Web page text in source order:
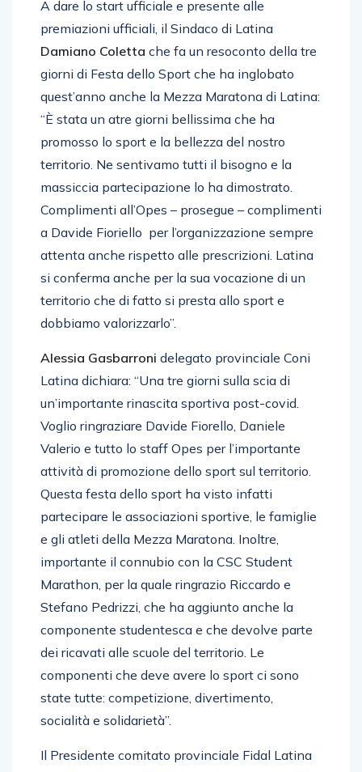
A dare lo start ufficiale e presente alle
premiazioni ufficiali, il Sindaco di Latina
Damiano Colettache fa un resoconto della tre
giorni di Festa dello Sport che ha inglobato
quest’anno anche la Mezza Maratona di Latina:
“È stata un atre giorni bellissima che ha
promosso lo sport e la bellezza del nostro
territorio. Ne sentivamo tutti il bisogno e la
massiccia partecipazione lo ha dimostrato.
Complimenti all’Opes – prosegue – complimenti
a Davide Fioriello per l’organizzazione sempre
attenta anche rispetto alle prescrizioni. Latina
si conferma anche per la sua vocazione di un
territorio che di fatto si presta allo sport e
Alessia Gasbarronidelegato provinciale Coni
Latina dichiara: “Una tre giorni sulla scia di
un’importante rinascita sportiva post-covid.
Voglio ringraziare Davide Fiorello, Daniele
Valerio e tutto lo staff Opes per l’importante
attività di promozione dello sport sul territorio.
Questa festa dello sport ha visto infatti
partecipare le associazioni sportive, le famiglie
e gli atleti della Mezza Maratona. Inoltre,
importante il connubio con la CSC Student
Marathon, per la quale ringrazio Riccardo e
Stefano Pedrizzi, che ha aggiunto anche la
componente studentesca e che devolve parte
dei ricavati alle scuole del territorio. Le
componenti che deve avere lo sport ci sono
state tutte: competizione, divertimento,